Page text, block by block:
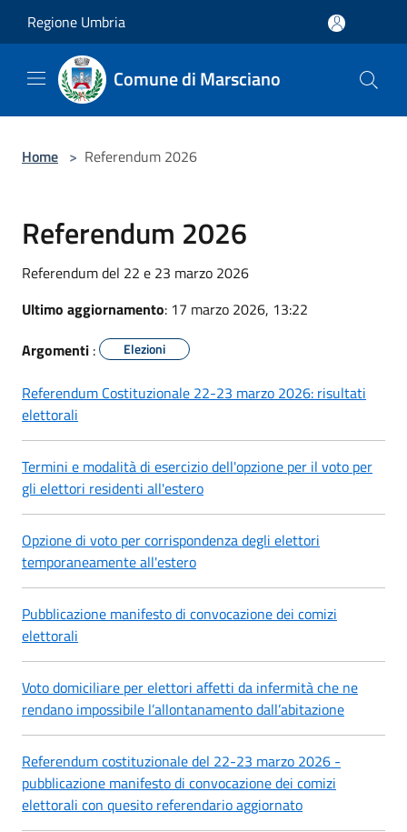
Regione Umbria
Comune di Marsciano
Home > Referendum 2026
Referendum 2026
Referendum del 22 e 23 marzo 2026
Ultimo aggiornamento: 17 marzo 2026, 13:22
Argomenti : Elezioni
Referendum Costituzionale 22-23 marzo 2026: risultati
elettorali
Termini e modalità di esercizio dell'opzione per il voto per
gli elettori residenti all'estero
Opzione di voto per corrispondenza degli elettori
temporaneamente all'estero
Pubblicazione manifesto di convocazione dei comizi
elettorali
Voto domiciliare per elettori affetti da infermità che ne
rendano impossibile l’allontanamento dall’abitazione
Referendum costituzionale del 22-23 marzo 2026 -
pubblicazione manifesto di convocazione dei comizi
elettorali con quesito referendario aggiornato